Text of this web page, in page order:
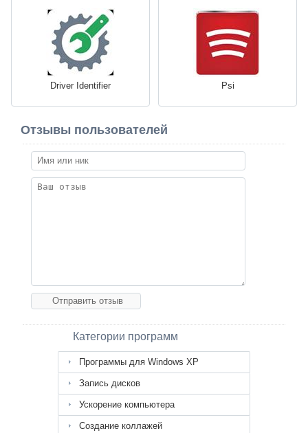
Driver Identifier Psi
Отзывы пользователей
Категории программ
Программы для Windows XP
Запись дисков
Ускорение компьютера
Создание коллажей